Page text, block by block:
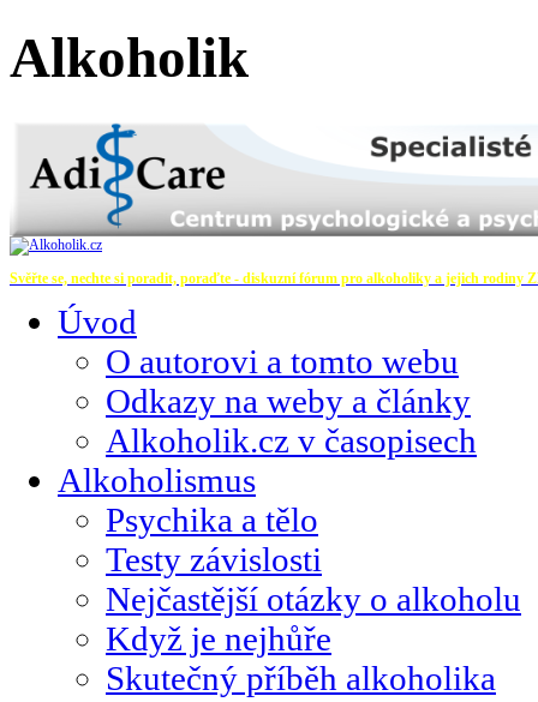
Alkoholik
Svěřte se, nechte si poradit, poraďte - diskuzní fórum pro alkoholiky a jejich rodiny
Úvod
O autorovi a tomto webu
Odkazy na weby a články
Alkoholik.cz v časopisech
Alkoholismus
Psychika a tělo
Testy závislosti
Nejčastější otázky o alkoholu
Když je nejhůře
Skutečný příběh alkoholika